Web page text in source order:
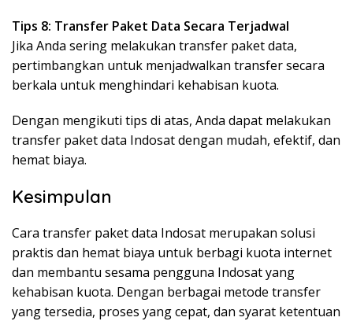
Tips 8: Transfer Paket Data Secara Terjadwal
Jika Anda sering melakukan transfer paket data,
pertimbangkan untuk menjadwalkan transfer secara
berkala untuk menghindari kehabisan kuota.
Dengan mengikuti tips di atas, Anda dapat melakukan
transfer paket data Indosat dengan mudah, efektif, dan
hemat biaya.
Kesimpulan
Cara transfer paket data Indosat merupakan solusi
praktis dan hemat biaya untuk berbagi kuota internet
dan membantu sesama pengguna Indosat yang
kehabisan kuota. Dengan berbagai metode transfer
yang tersedia, proses yang cepat, dan syarat ketentuan